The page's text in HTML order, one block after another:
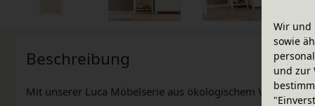
Beschreibung
Mit unserer Luca Möbelserie aus ökologischem Vollholz
Wir und
sowie
und zur